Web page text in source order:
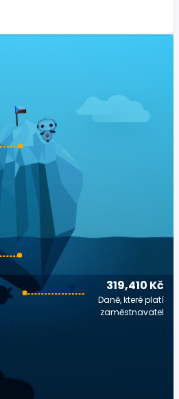
319,410 Kč
Daně, které platí
zaměstnavatel